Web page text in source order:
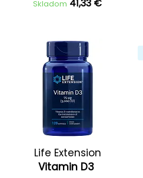
Skladom 41,33 €
Life Extension
Vitamin D3